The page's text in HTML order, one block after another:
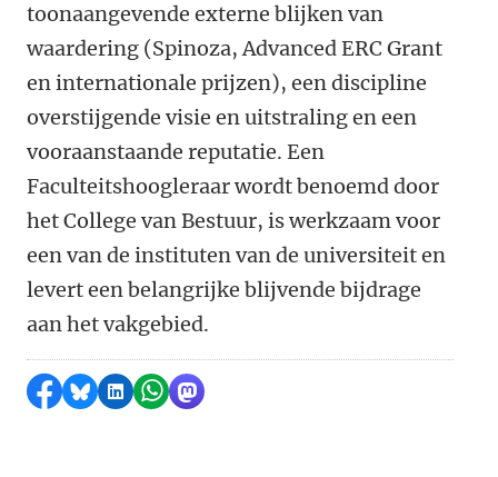
toonaangevende externe blijken van
waardering (Spinoza, Advanced ERC Grant
en internationale prijzen), een discipline
overstijgende visie en uitstraling en een
vooraanstaande reputatie. Een
Faculteitshoogleraar wordt benoemd door
het College van Bestuur, is werkzaam voor
een van de instituten van de universiteit en
levert een belangrijke blijvende bijdrage
aan het vakgebied.
Delen op Facebook
Delen via Bluesky
Delen op LinkedIn
Delen via WhatsApp
Delen via Mastodon